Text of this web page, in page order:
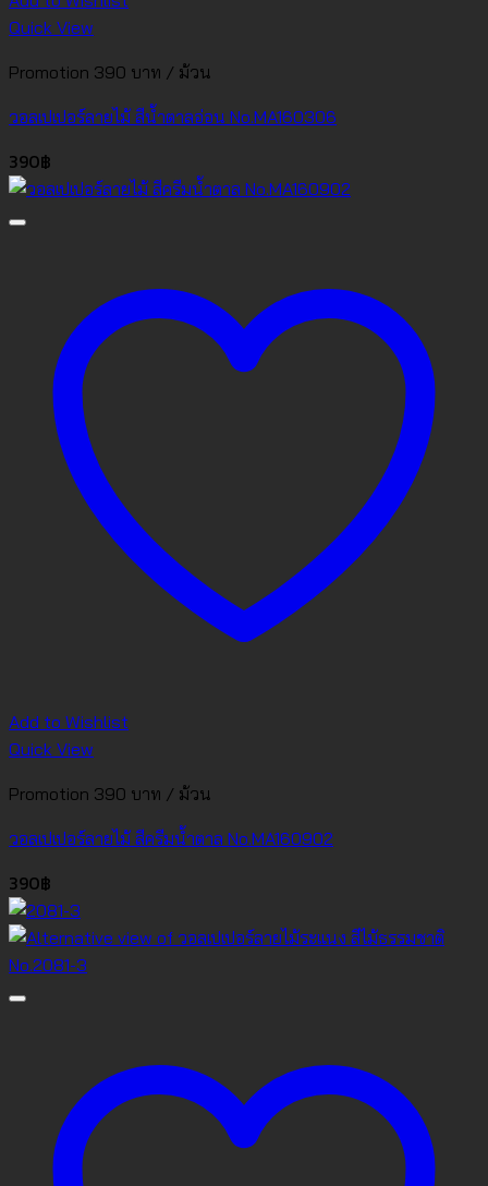
Quick View
Promotion 390 บาท / ม้วน
วอลเปเปอร์ลายไม้ สีน้ำตาลอ่อน No.MA160306
390฿
Add to Wishlist
Quick View
Promotion 390 บาท / ม้วน
วอลเปเปอร์ลายไม้ สีครีมน้ำตาล No.MA160902
390฿